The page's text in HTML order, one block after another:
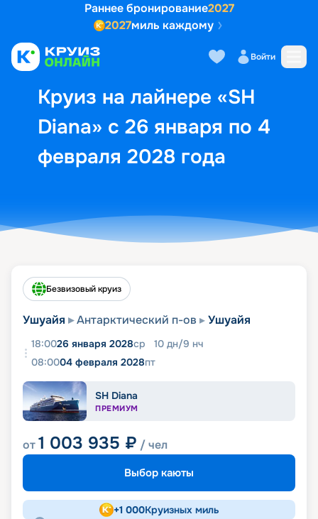
Раннее бронирование2027
2027миль каждому
Войти
Круиз на лайнере «SH
Diana» с 26 января по 4
февраля 2028 года
Выбор кают Маршрут и
Безвизовый круиз
Ушуайя Антарктический п-ов Ушуайя
18:0026 января 2028ср 10 дн/9 нч
08:0004 февраля 2028пт
SH Diana
ПРЕМИУМ
от1 003 935 ₽ / чел
Выбор каюты
+1 000Круизных миль